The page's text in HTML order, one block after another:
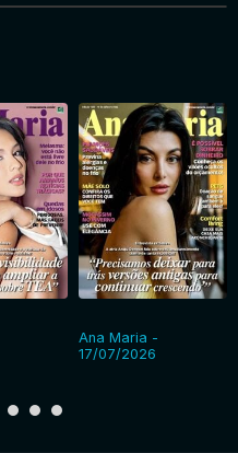
Ana Maria -
17/07/2026